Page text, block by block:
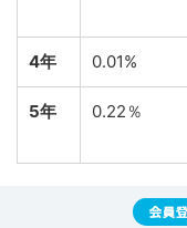
4年 0.01%
5年 0.22％